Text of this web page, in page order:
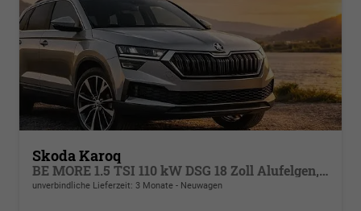
Skoda Karoq
BE MORE 1.5 TSI 110 kW DSG 18 Zoll Alufelgen, Reserverad, Rückkamera, Kessy Full, PDC 4+H, Klimaautomatik, Licht & Sicht Paket, Metallfarbe, Heckspoiler, Sun Set, Ambiente Light, LED, 4 Jahre Garantie
unverbindliche Lieferzeit: 3 Monate Neuwagen